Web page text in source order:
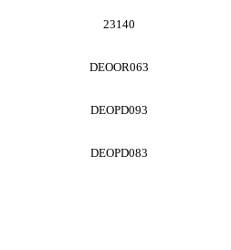
23140
DEOOR063
DEOPD093
DEOPD083